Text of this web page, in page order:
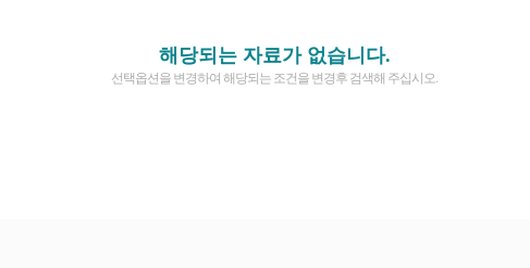
해당되는 자료가 없습니다.
선택옵션을 변경하여 해당되는 조건을 변경후 검색해 주십시오.